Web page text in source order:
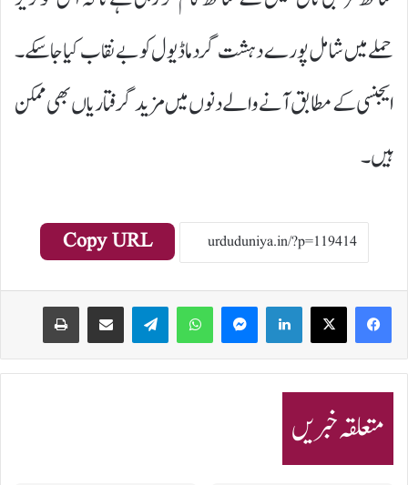
حملے میں شامل پورے دہشت گرد ماڈیول کو بے نقاب کیا جا سکے۔
ایجنسی کے مطابق آنے والے دنوں میں مزید گرفتاریاں بھی ممکن
ہیں۔
Copy URL
LinkedIn
WhatsApp
Telegram
متعلقہ خبریں